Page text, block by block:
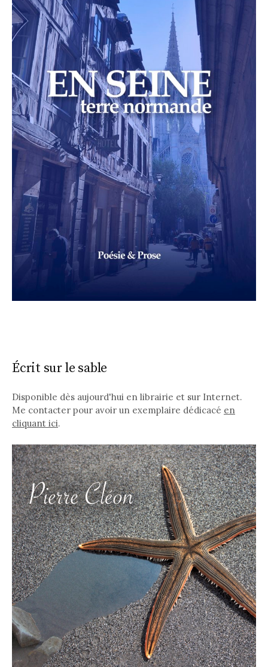
Écrit sur le sable
Disponible dès aujourd'hui en librairie et sur Internet.
Me contacter pour avoir un exemplaire dédicacé en
cliquant ici.